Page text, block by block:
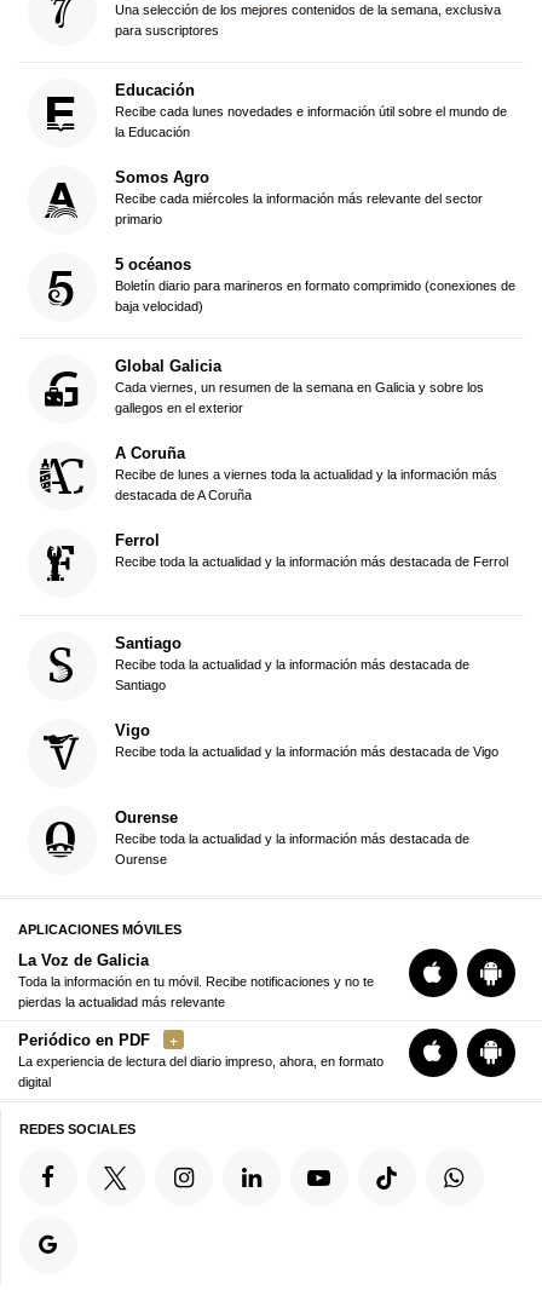
Una selección de los mejores contenidos de la semana, exclusiva
para suscriptores
Educación
Recibe cada lunes novedades e información útil sobre el mundo de
la Educación
Somos Agro
Recibe cada miércoles la información más relevante del sector
primario
5 océanos
Boletín diario para marineros en formato comprimido (conexiones de
baja velocidad)
Global Galicia
Cada viernes, un resumen de la semana en Galicia y sobre los
gallegos en el exterior
A Coruña
Recibe de lunes a viernes toda la actualidad y la información más
destacada de A Coruña
Ferrol
Recibe toda la actualidad y la información más destacada de Ferrol
Santiago
Recibe toda la actualidad y la información más destacada de
Santiago
Vigo
Recibe toda la actualidad y la información más destacada de Vigo
Ourense
Recibe toda la actualidad y la información más destacada de
Ourense
APLICACIONES MÓVILES
La Voz de Galicia
Toda la información en tu móvil. Recibe notificaciones y no te
pierdas la actualidad más relevante
Periódico en PDF
La experiencia de lectura del diario impreso, ahora, en formato
digital
REDES SOCIALES